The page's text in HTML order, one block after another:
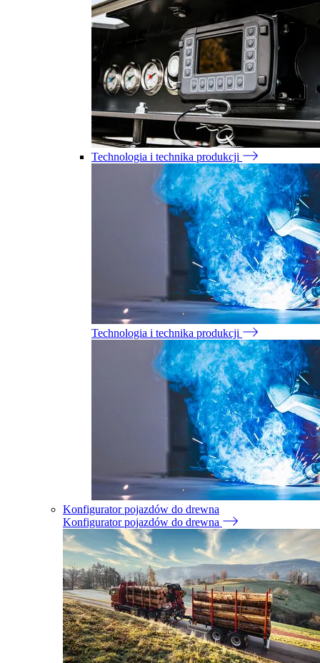
Technologia i technika produkcji
Technologia i technika produkcji
Konfigurator pojazdów do drewna
Konfigurator pojazdów do drewna